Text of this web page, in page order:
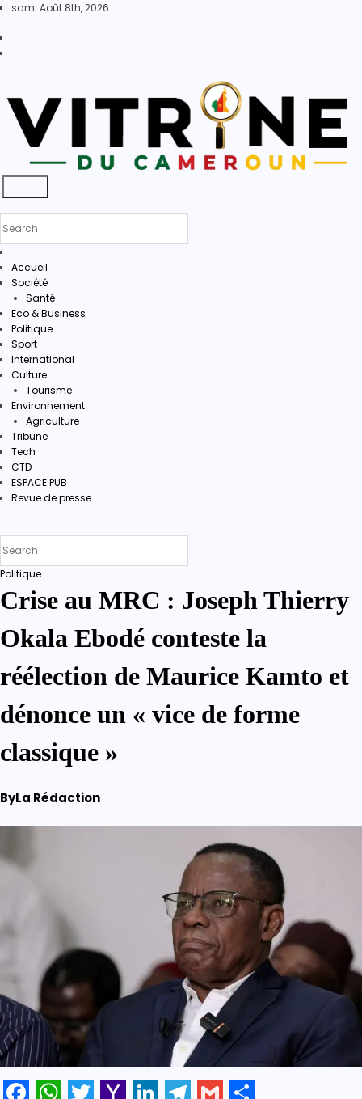
Skip
content
sam. Août 8th, 2026
Accueil
Société
Santé
Eco & Business
Politique
Sport
International
Culture
Tourisme
Environnement
Agriculture
Tribune
Tech
CTD
ESPACE PUB
Revue de presse
Politique
Crise au MRC : Joseph Thierry
Okala Ebodé conteste la
réélection de Maurice Kamto et
dénonce un « vice de forme
classique »
ByLa Rédaction